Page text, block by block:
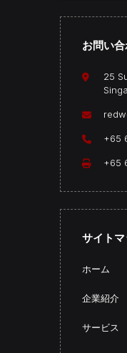
25 Sungei Kadut
様」とは、本ウェブサ
本ウェブサイトの利用
本ウェブサイトの各
情報提供および利用
れることがあります。
当社および第三者は
情報および資料の正
の目的への適合性に
場合があることをお
範囲において、当社
します。
本ウェブサイト上の
の責任において行わ
せん。本ウェブサイ
たは情報がお客様の
お客様ご自身にありま
お問い
25
+65
+65
サイト
ホーム
企業紹介
サービス